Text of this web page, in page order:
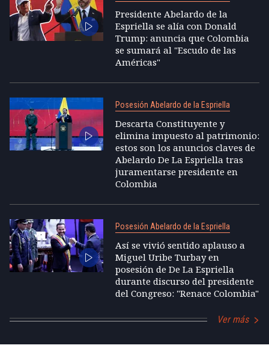
Presidente Abelardo de la
Espriella se alía con Donald
Trump: anuncia que Colombia
se sumará al "Escudo de las
Américas"
Posesión Abelardo de la Espriella
Descarta Constituyente y
elimina impuesto al patrimonio:
estos son los anuncios claves de
Abelardo De La Espriella tras
juramentarse presidente en
Colombia
Posesión Abelardo de la Espriella
Así se vivió sentido aplauso a
Miguel Uribe Turbay en
posesión de De La Espriella
durante discurso del presidente
del Congreso: "Renace Colombia"
Ver más